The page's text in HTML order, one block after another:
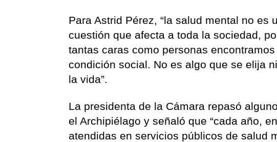
Para Astrid Pérez, “la salud mental no
cuestión que afecta a toda la sociedad,
tantas caras como personas
condición social. No es algo que se elija
la vida”.
La presidenta de la Cámara repasó
el Archipiélago y señaló que “cada año,
atendidas en servicios públicos de salud